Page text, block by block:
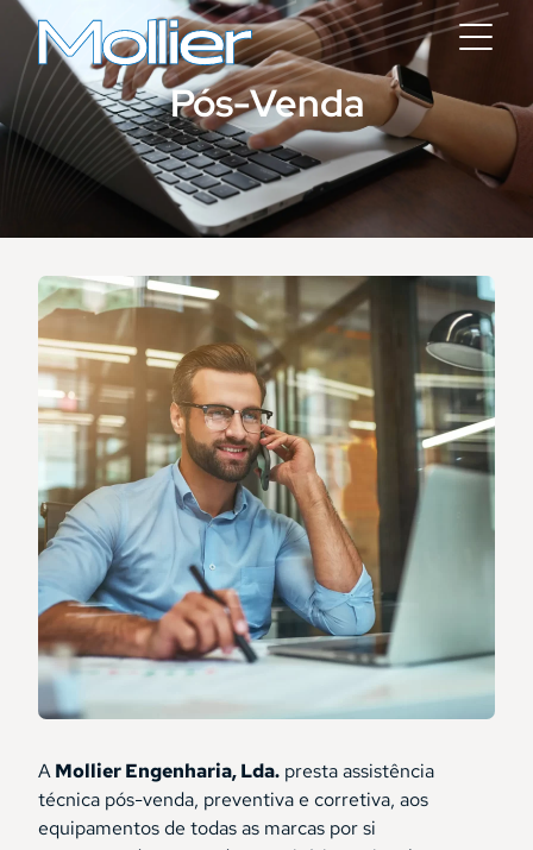
Pós-Venda
AMollier Engenharia, Lda. presta assistência
técnica pós-venda, preventiva e corretiva, aos
equipamentos de todas as marcas por si